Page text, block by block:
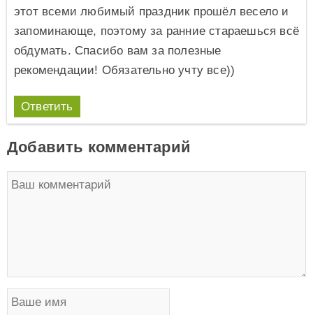
этот всеми любимый праздник прошёл весело и
запоминающе, поэтому за ранние стараешься всё
обдумать. Спасибо вам за полезные
рекомендации! Обязательно учту все))
Ответить
Добавить комментарий